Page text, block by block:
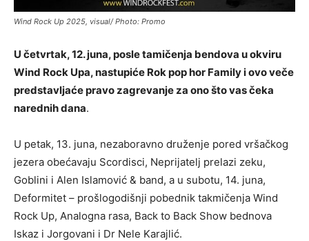
Wind Rock Up 2025, visual/ Photo: Promo
U četvrtak, 12. juna, posle tamičenja bendova u okviru
Wind Rock Upa, nastupiće Rok pop hor Family i ovo veče
predstavljaće pravo zagrevanje za ono što vas čeka
narednih dana.
U petak, 13. juna, nezaboravno druženje pored vršačkog
jezera obećavaju Scordisci, Neprijatelj prelazi zeku,
Goblini i Alen Islamović & band, a u subotu, 14. juna,
Deformitet – prošlogodišnji pobednik takmičenja Wind
Rock Up, Analogna rasa, Back to Back Show bednova
Iskaz i Jorgovani i Dr Nele Karajlić.